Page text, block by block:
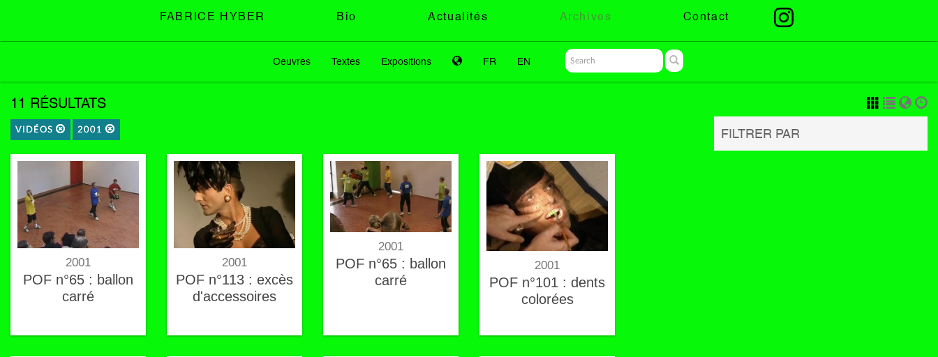
FABRICE HYBER Bio Actualités Archives Contact
Oeuvres Textes Expositions FR EN
11 RÉSULTATS
VIDÉOS 2001
2001
POF n°65 : ballon
carré
2001
POF n°113 : excès
d'accessoires
2001
POF n°65 : ballon
carré
2001
POF n°101 : dents
colorées
FILTRER PAR